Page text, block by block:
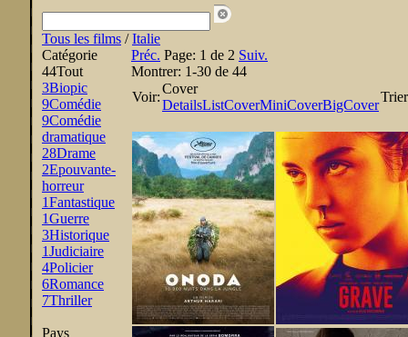
Tous les films /Italie
Catégorie
44Tout
3Biopic
9Comédie
9Comédie
dramatique
28Drame
2Epouvante-
horreur
1Fantastique
1Guerre
3Historique
1Judiciaire
4Policier
6Romance
7Thriller
Pays
Préc. Page: 1 de 2 Suiv.
Montrer: 1-30 de 44
Voir:
Cover
DetailsListCoverMiniCoverBigCover